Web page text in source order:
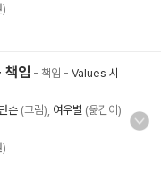
책임 - 책임 - Values 시
슨 (그림), 여우별 (옮긴이)